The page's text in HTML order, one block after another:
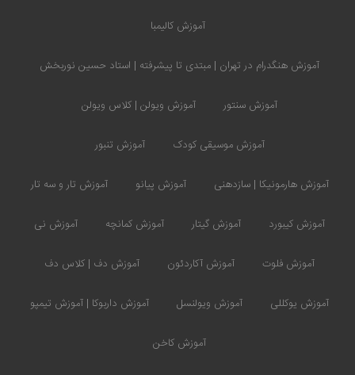
آموزش کالیمبا
آموزش هنگدرام در تهران | مبتدی تا پیشرفته | استاد حسین نوربخش
آموزش سنتور آموزش ویولن | کلاس ویولن
آموزش موسیقی کودک آموزش تنبور
آموزش هارمونیکا | سازدهنی آموزش پیانو آموزش تار و سه تار
آموزش کیبورد آموزش گیتار آموزش کمانچه آموزش نی
آموزش فلوت آموزش آکاردئون آموزش دف | کلاس دف
آموزش یوکللی آموزش ویولنسل آموزش داربوکا | آموزش تیمپو
آموزش کاخن